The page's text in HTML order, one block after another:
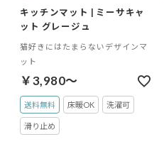
キッチンマット | ミーサキャ
ット グレージュ
猫好きにはたまらないデザインマ
ット
￥3,980～
送料無料 床暖OK 洗濯可
滑り止め